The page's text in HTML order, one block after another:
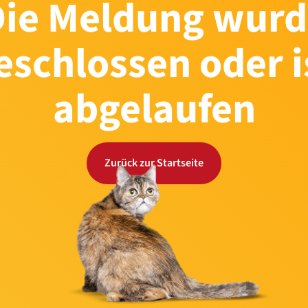
Meldung
oder
abgelaufen
Zurück zur Startseite